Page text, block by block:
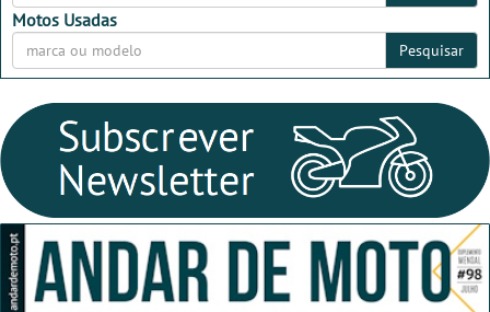
Motos Usadas
Pesquisar